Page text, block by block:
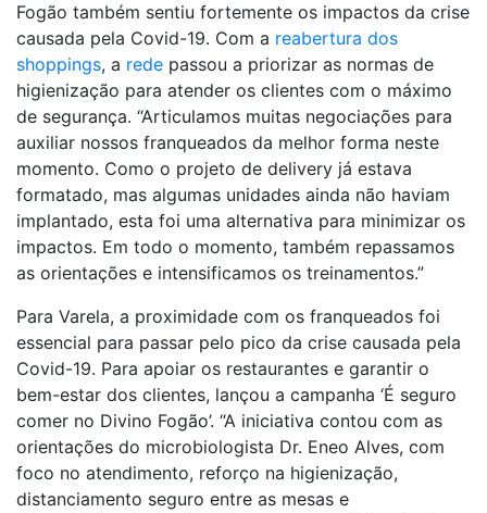
Fogão também sentiu fortemente os impactos da crise
causada pela Covid-19. Com a reabertura dos
shoppings, a rede passou a priorizar as normas de
higienização para atender os clientes com o máximo
de segurança. “Articulamos muitas negociações para
auxiliar nossos franqueados da melhor forma neste
momento. Como o projeto de delivery já estava
formatado, mas algumas unidades ainda não haviam
implantado, esta foi uma alternativa para minimizar os
impactos. Em todo o momento, também repassamos
as orientações e intensificamos os treinamentos.”
Para Varela, a proximidade com os franqueados foi
essencial para passar pelo pico da crise causada pela
Covid-19. Para apoiar os restaurantes e garantir o
bem-estar dos clientes, lançou a campanha ‘É seguro
comer no Divino Fogão’. “A iniciativa contou com as
orientações do microbiologista Dr. Eneo Alves, com
foco no atendimento, reforço na higienização,
distanciamento seguro entre as mesas e